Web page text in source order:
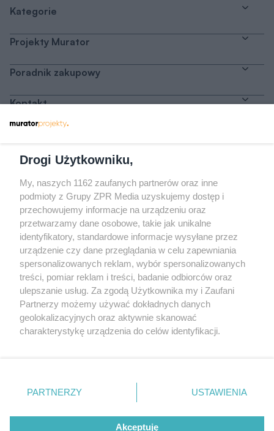
Kategorie
Projekty Murator
Poradnik zakupowy
Kontakt
Odwiedź grupę na Facebooku
Gdybym budował drugi raz - mądry Polak
przed budową
Forum Muratora
Drogi Użytkowniku,
My, naszych 1162 zaufanych partnerów oraz inne
podmioty z Grupy ZPR Media uzyskujemy dostęp i
przechowujemy informacje na urządzeniu oraz
przetwarzamy dane osobowe, takie jak unikalne
identyfikatory, standardowe informacje wysyłane przez
urządzenie czy dane przeglądania w celu zapewniania
spersonalizowanych reklam, wybór spersonalizowanych
treści, pomiar reklam i treści, badanie odbiorców oraz
ulepszanie usług. Za zgodą Użytkownika my i Zaufani
Partnerzy możemy używać dokładnych danych
geolokalizacyjnych oraz aktywnie skanować
charakterystykę urządzenia do celów identyfikacji.
zmienić/wycofać klikając przycisk ustawień prywatności
znajdujący się w lewym dolnym rogu strony
rodzaje przetwarzania danych nie wymagają zgody
użytkownika, ale masz prawo sprzeciwić się takiemu
PARTNERZY USTAWIENIA
Akceptuję